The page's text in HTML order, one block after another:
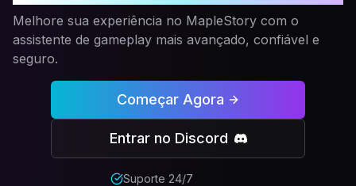
Melhore sua experiência no MapleStory com o
assistente de gameplay mais avançado, confiável e
seguro.
Começar Agora
Entrar no Discord
Suporte 24/7